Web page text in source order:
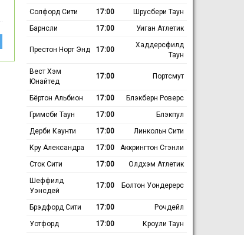
Солфорд Сити
17:00
Шрусбери Таун
Барнсли
17:00 Уиган Атлетик
Престон Норт Энд 17:00
Хаддерсфилд
Таун
Вест Хэм
Юнайтед
17:00 Портсмут
Бёртон Альбион 17:00
Блэкберн Роверс
Гримсби Таун
17:00
Блэкпул
Дерби Каунти
17:00
Линкольн Сити
Кру Александра
17:00
Аккрингтон Стэнли
Сток Сити
17:00
Олдхэм Атлетик
Шеффилд
Уэнсдей
17:00 Болтон Уондерерс
Брэдфорд Сити 17:00
Рочдейл
Уотфорд
17:00
Кроули Таун